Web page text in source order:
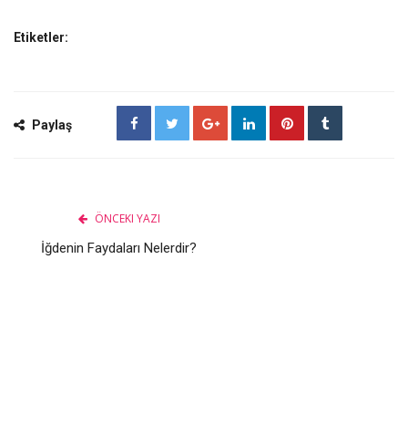
Etiketler:
Paylaş
ÖNCEKI YAZI
İğdenin Faydaları Nelerdir?